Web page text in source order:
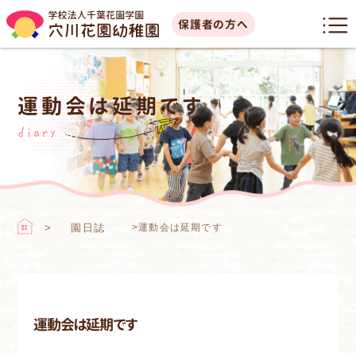
保護者の方へ
運動会は延期です
diary
園日誌 >運動会は延期です
運動会は延期です